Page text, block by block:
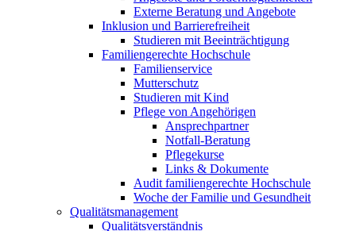
Externe Beratung und Angebote
Inklusion und Barrierefreiheit
Studieren mit Beeinträchtigung
Familiengerechte Hochschule
Familienservice
Mutterschutz
Studieren mit Kind
Pflege von Angehörigen
Ansprechpartner
Notfall-Beratung
Pflegekurse
Links & Dokumente
Audit familiengerechte Hochschule
Woche der Familie und Gesundheit
Qualitätsmanagement
Qualitätsverständnis